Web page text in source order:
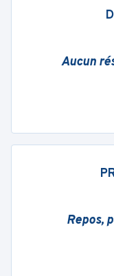
Aucun
Repos,